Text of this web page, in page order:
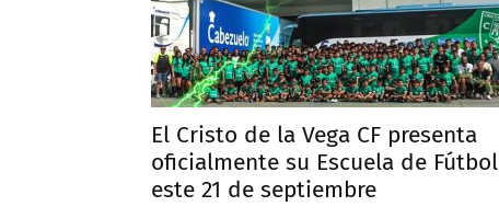
El Cristo de la Vega CF presenta
oficialmente su Escuela de Fútbol
este 21 de septiembre